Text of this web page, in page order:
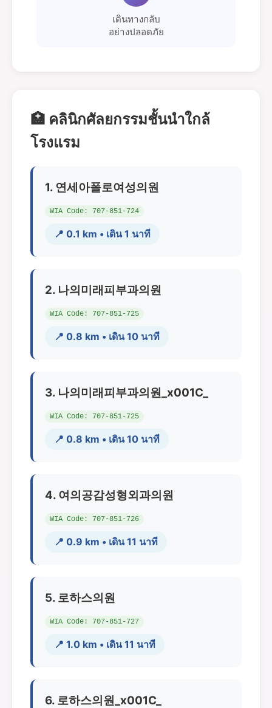
เดินทางกลับ
อย่างปลอดภัย
🏥 คลินิกศัลยกรรมชั้นนำใกล้
โรงแรม
1. 연세아폴로여성의원
WIA Code: 707-851-724
📍 0.1 km • เดิน 1 นาที
2. 나의미래피부과의원
WIA Code: 707-851-725
📍 0.8 km • เดิน 10 นาที
3. 나의미래피부과의원_x001C_
WIA Code: 707-851-725
📍 0.8 km • เดิน 10 นาที
4. 여의공감성형외과의원
WIA Code: 707-851-726
📍 0.9 km • เดิน 11 นาที
5. 로하스의원
WIA Code: 707-851-727
📍 1.0 km • เดิน 11 นาที
6. 로하스의원_x001C_